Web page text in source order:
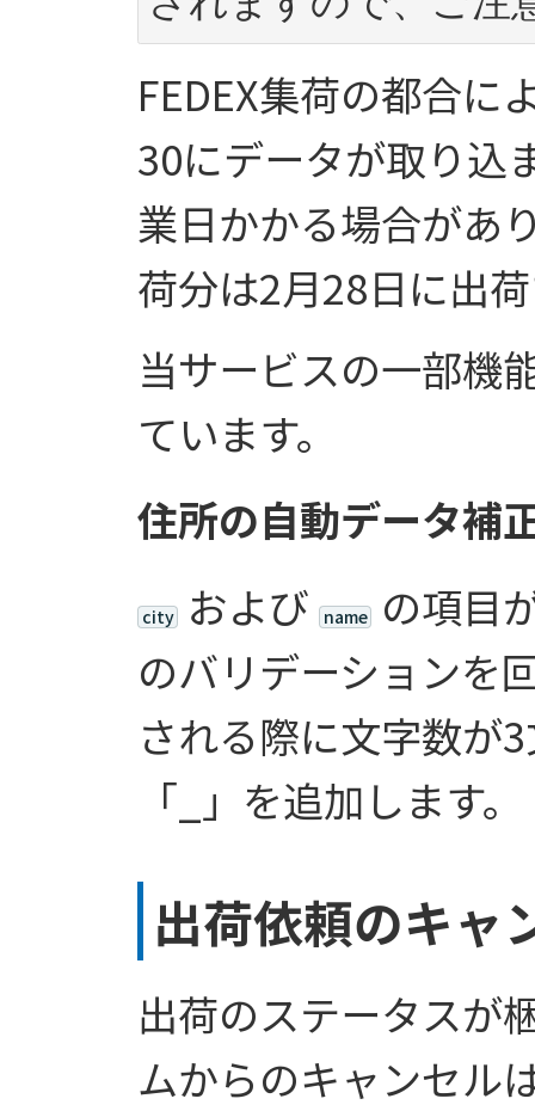
FEDEX集荷の都合に
30にデータが取り込
業日かかる場合があ
荷分は2月28日に出
当サービスの一部機
ています。
住所の自動データ補
city および name
の項目
のバリデーションを
される際に文字数が
「_」を追加します。
出荷依頼のキャ
出荷のステータスが
ムからのキャンセル